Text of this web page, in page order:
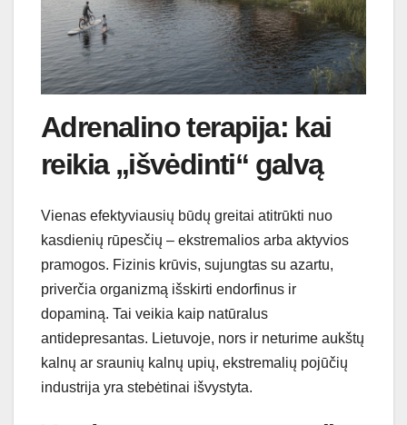
Adrenalino terapija: kai
reikia „išvėdinti“ galvą
Vienas efektyviausių būdų greitai atitrūkti nuo
kasdienių rūpesčių – ekstremalios arba aktyvios
pramogos. Fizinis krūvis, sujungtas su azartu,
priverčia organizmą išskirti endorfinus ir
dopaminą. Tai veikia kaip natūralus
antidepresantas. Lietuvoje, nors ir neturime aukštų
kalnų ar sraunių kalnų upių, ekstremalių pojūčių
industrija yra stebėtinai išvystyta.